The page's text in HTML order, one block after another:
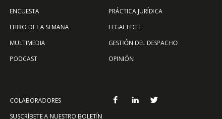
ENCUESTA
LIBRO DE LA SEMANA
MULTIMEDIA
PODCAST
PRÁCTICA JURÍDICA
LEGALTECH
GESTIÓN DEL DESPACHO
OPINIÓN
COLABORADORES
SUSCRÍBETE A NUESTRO BOLETÍN